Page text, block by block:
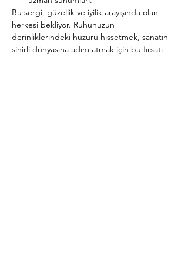
Bu sergi, güzellik ve iyilik arayışında olan
herkesi bekliyor. Ruhunuzun
derinliklerindeki huzuru hissetmek, sanatın
sihirli dünyasına adım atmak için bu fırsatı